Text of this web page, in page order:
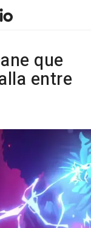
que
entre